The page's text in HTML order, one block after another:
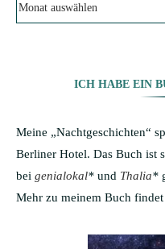
ICH HABE EIN
Meine „Nachtgeschichten“
Berliner Hotel. Das Buch ist
bei genialokal* und Thalia*
Mehr zu meinem Buch